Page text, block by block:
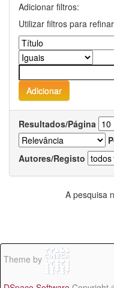
Adicionar filtros:
Utilizar filtros para
Resultados/Página
Autores/Registo
A pesquisa
Theme by